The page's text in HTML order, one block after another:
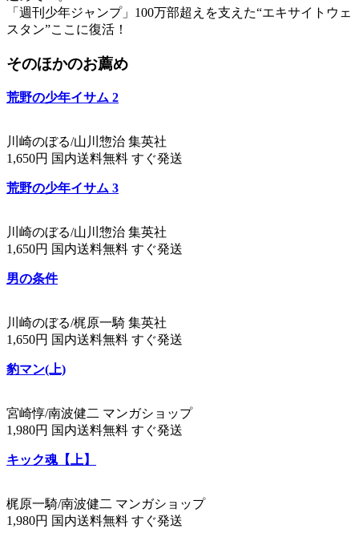
「週刊少年ジャンプ」100万部超えを支えた“エキサイトウェ
スタン”ここに復活！
そのほかのお薦め
荒野の少年イサム 2
川崎のぼる/山川惣治 集英社
1,650円 国内送料無料 すぐ発送
荒野の少年イサム 3
川崎のぼる/山川惣治 集英社
1,650円 国内送料無料 すぐ発送
男の条件
川崎のぼる/梶原一騎 集英社
1,650円 国内送料無料 すぐ発送
豹マン(上)
宮崎惇/南波健二 マンガショップ
1,980円 国内送料無料 すぐ発送
キック魂【上】
梶原一騎/南波健二 マンガショップ
1,980円 国内送料無料 すぐ発送